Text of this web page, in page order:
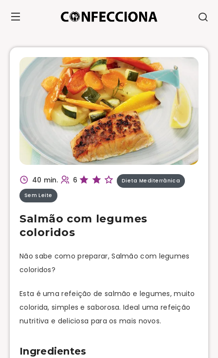
40 min. 6 Dieta Mediterrânica
Sem Leite
Salmão com legumes
coloridos
Não sabe como preparar, Salmão com legumes
coloridos?
Esta é uma refeição de salmão e legumes, muito
colorida, simples e saborosa. Ideal uma refeição
nutritiva e deliciosa para os mais novos.
Ingredientes